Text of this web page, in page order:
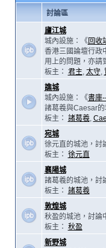
討論區
廬江城
城內設施：《回收
香港三國論壇行政
用上的問題，亦請
板主： 君主, 太守,
譙城
城內設施：《書庫
諸葛羲與Caesar
板主： 諸葛羲,
宛城
徐元直的城池，討
板主： 徐元直
襄陽城
諸葛羲的城池，討
板主： 諸葛羲
敦煌城
秋盈的城池，討論
板主： 秋盈
新野城